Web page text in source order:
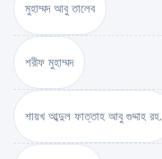
মুহাম্মদ আবু তালেব
শরীফ মুহাম্মদ
শায়খ আব্দুল ফাত্তাহ আবু গুদ্দাহ রহ.